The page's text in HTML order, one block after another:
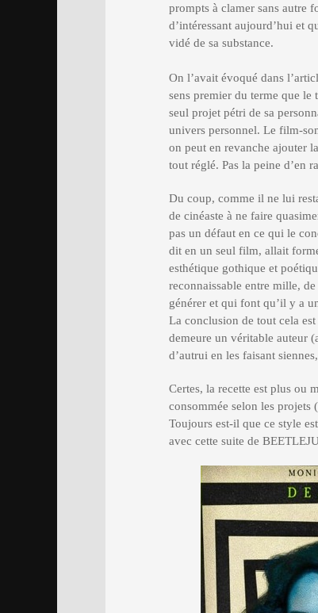
prompts à clamer sans autre
d’intéressant aujourd’hui et
vidé de sa substance.
On l’avait évoqué dans
sens premier du terme que
seul projet pétri de sa
univers personnel. Le film-
on peut en revanche ajouter
tout réglé. Pas la peine d’en
Du coup, comme il ne lui
de cinéaste à ne faire
pas un défaut en ce qui le
dit en un seul film, allait
esthétique gothique et
reconnaissable entre mille,
générer et qui font qu’il y a
La conclusion de tout cela
demeure un véritable auteur
d’autrui en les faisant
Certes, la recette est plus ou
consommée selon les
Toujours est-il que ce style
avec cette suite de